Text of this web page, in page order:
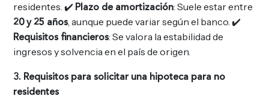
residentes. ✔️ Plazo de amortización: Suele estar entre
20 y 25 años, aunque puede variar según el banco. ✔️
Requisitos financieros: Se valora la estabilidad de
ingresos y solvencia en el país de origen.
3. Requisitos para solicitar una hipoteca para no
residentes